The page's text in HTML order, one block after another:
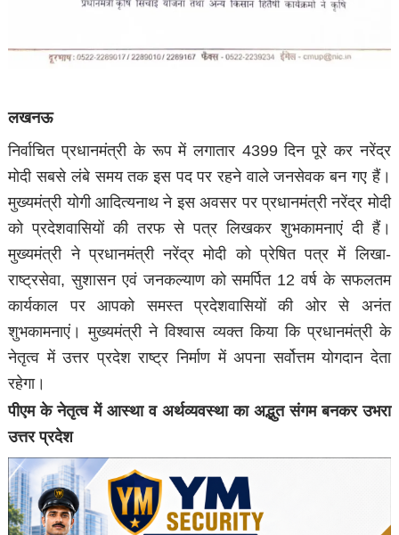
लखनऊ
निर्वाचित प्रधानमंत्री के रूप में लगातार 4399 दिन पूरे कर नरेंद्र
मोदी सबसे लंबे समय तक इस पद पर रहने वाले जनसेवक बन गए हैं।
मुख्यमंत्री योगी आदित्यनाथ ने इस अवसर पर प्रधानमंत्री नरेंद्र मोदी
को प्रदेशवासियों की तरफ से पत्र लिखकर शुभकामनाएं दी हैं।
मुख्यमंत्री ने प्रधानमंत्री नरेंद्र मोदी को प्रेषित पत्र में लिखा-
राष्ट्रसेवा, सुशासन एवं जनकल्याण को समर्पित 12 वर्ष के सफलतम
कार्यकाल पर आपको समस्त प्रदेशवासियों की ओर से अनंत
शुभकामनाएं। मुख्यमंत्री ने विश्वास व्यक्त किया कि प्रधानमंत्री के
नेतृत्व में उत्तर प्रदेश राष्ट्र निर्माण में अपना सर्वोत्तम योगदान देता
रहेगा।
पीएम के नेतृत्व में आस्था व अर्थव्यवस्था का अद्भुत संगम बनकर उभरा
उत्तर प्रदेश